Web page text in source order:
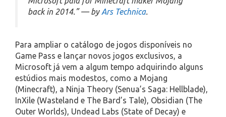
back in 2014.” — by Ars Technica.
Para ampliar o catálogo de jogos disponíveis no
Game Pass e lançar novos jogos exclusivos, a
Microsoft já vem a algum tempo adquirindo alguns
estúdios mais modestos, como a Mojang
(Minecraft), a Ninja Theory (Senua’s Saga: Hellblade),
InXile (Wasteland e The Bard’s Tale), Obsidian (The
Outer Worlds), Undead Labs (State of Decay) e